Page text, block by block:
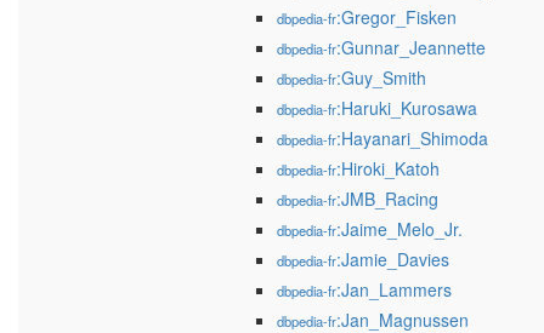
dbpedia-fr:Gregor_Fisken
dbpedia-fr:Gunnar_Jeannette
dbpedia-fr:Guy_Smith
dbpedia-fr:Haruki_Kurosawa
dbpedia-fr:Hayanari_Shimoda
dbpedia-fr:Hiroki_Katoh
dbpedia-fr:JMB_Racing
dbpedia-fr:Jaime_Melo_Jr.
dbpedia-fr:Jamie_Davies
dbpedia-fr:Jan_Lammers
dbpedia-fr:Jan_Magnussen